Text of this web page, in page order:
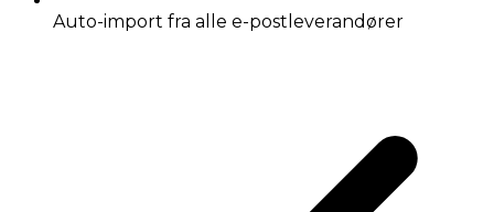
Auto-import fra alle e-postleverandører